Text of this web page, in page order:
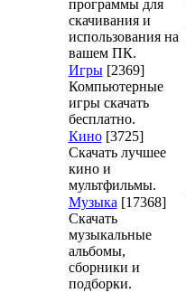
программы для
скачивания и
использования на
вашем ПК.
Игры [2369]
Компьютерные
игры скачать
бесплатно.
Кино [3725]
Скачать лучшее
кино и
мультфильмы.
Музыка [17368]
Скачать
музыкальные
альбомы,
сборники и
подборки.